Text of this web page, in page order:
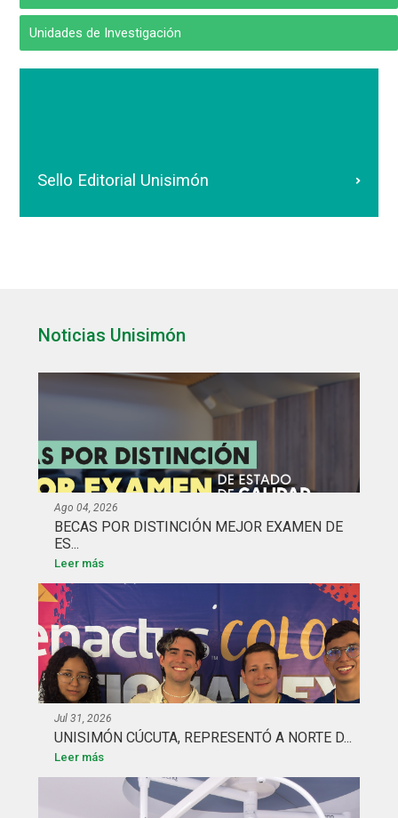
Unidades de Investigación
Sello Editorial Unisimón
Noticias Unisimón
Ago 04, 2026
BECAS POR DISTINCIÓN MEJOR EXAMEN DE
ES...
Leer más
Jul 31, 2026
UNISIMÓN CÚCUTA, REPRESENTÓ A NORTE D...
Leer más